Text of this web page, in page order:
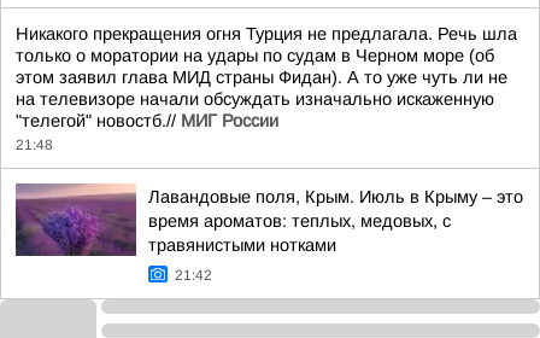
Никакого прекращения огня Турция не предлагала. Речь шла
только о моратории на удары по судам в Черном море (об
этом заявил глава МИД страны Фидан). А то уже чуть ли не
на телевизоре начали обсуждать изначально искаженную
"телегой" новостб.// МИГ России
21:48
Лавандовые поля, Крым. Июль в Крыму – это
время ароматов: теплых, медовых, с
травянистыми нотками
21:42